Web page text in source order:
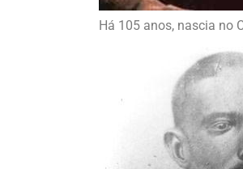
Há 105 anos, nascia no